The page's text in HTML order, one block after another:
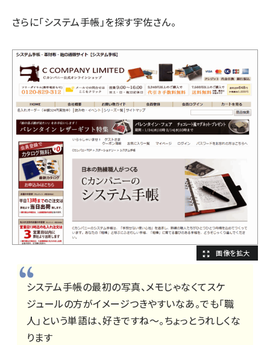
さらに「システム手帳」を探す宇佐さん。
システム手帳の最初の写真、メモじゃなくてスケ
ジュールの方がイメージつきやすいなあ。でも「職
人」という単語は、好きですね～。ちょっとうれしくな
ります